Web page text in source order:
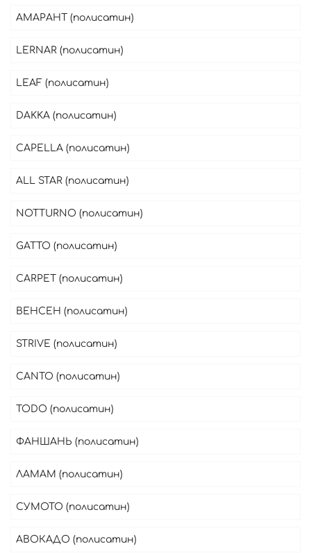
АМАРАНТ (полисатин)
LERNAR (полисатин)
LEAF (полисатин)
DAKKA (полисатин)
CAPELLA (полисатин)
ALL STAR (полисатин)
NOTTURNO (полисатин)
GATTO (полисатин)
CARPET (полисатин)
ВЕНСЕН (полисатин)
STRIVE (полисатин)
CANTO (полисатин)
TODO (полисатин)
ФАНШАНЬ (полисатин)
ЛАМАМ (полисатин)
СУМОТО (полисатин)
АВОКАДО (полисатин)